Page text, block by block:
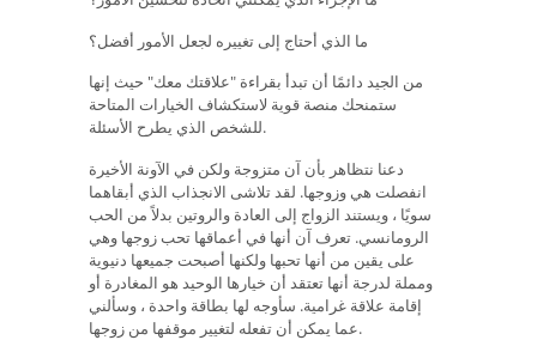
ما الذي أحتاج إلى تغييره لجعل الأمور أفضل؟
من الجيد دائمًا أن تبدأ بقراءة "علاقتك معك" حيث إنها
ستمنحك منصة قوية لاستكشاف الخيارات المتاحة
للشخص الذي يطرح الأسئلة.
دعنا نتظاهر بأن آن متزوجة ولكن في الآونة الأخيرة
انفصلت هي وزوجها. لقد تلاشى الانجذاب الذي أبقاهما
سويًا ، ويستند الزواج إلى العادة والروتين بدلاً من الحب
الرومانسي. تعرف آن أنها في أعماقها تحب زوجها وهي
على يقين من أنها تحبها ولكنها أصبحت جميعها دنيوية
ومملة لدرجة أنها تعتقد أن خيارها الوحيد هو المغادرة أو
إقامة علاقة غرامية. سأوجه لها بطاقة واحدة ، وسألني
عما يمكن أن تفعله لتغيير موقفها من زوجها.